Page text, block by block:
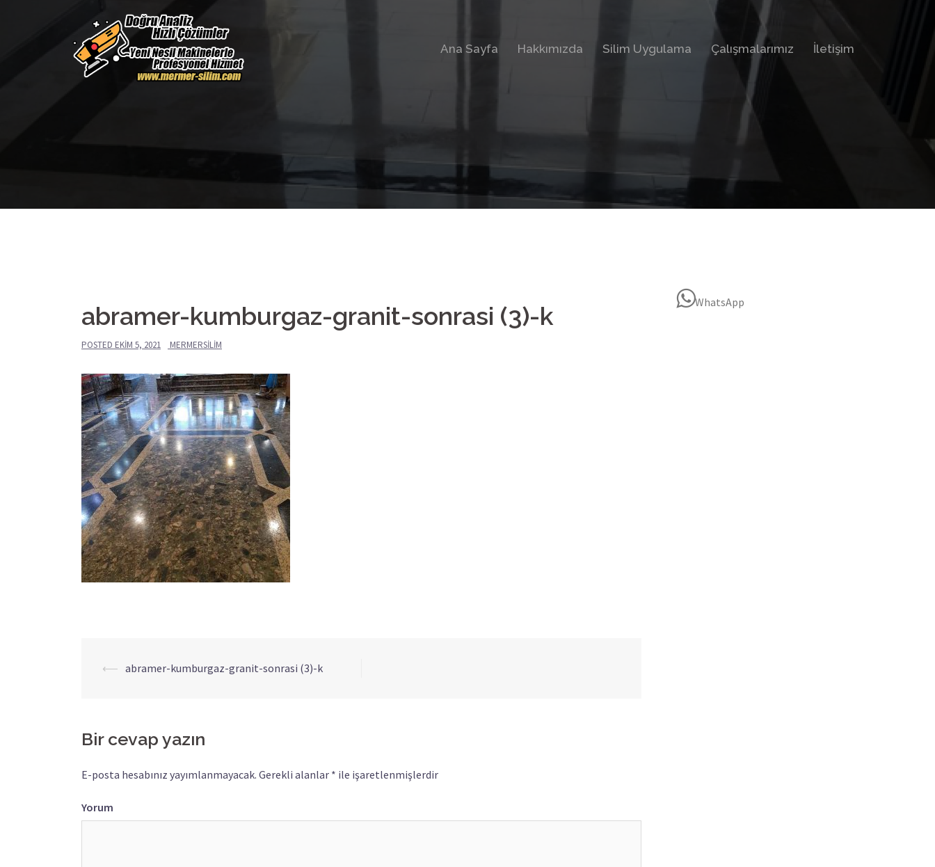
Ana Sayfa
Hakkımızda Silim Uygulama Çalışmalarımız İletişim
abramer-kumburgaz-granit-sonrasi (3)-k
POSTED EKIM 5, 2021 MERMERSILIM
Yazı
⟵ abramer-kumburgaz-granit-sonrasi (3)-k
Bir cevap yazın
E-posta hesabınız yayımlanmayacak. Gerekli alanlar * ile işaretlenmişlerdir
Yorum
WhatsApp